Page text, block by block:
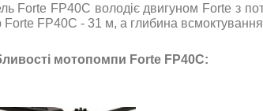
Forte FP40C володіє двигуном Forte з
Forte FP40C - 31 м, а глибина
мотопомпи Forte FP40C: